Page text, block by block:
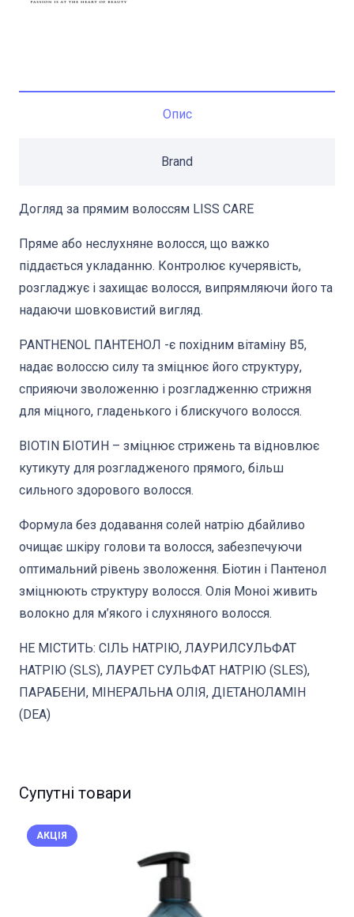
Опис
Brand
Догляд за прямим волоссям LISS CARE
Пряме або неслухняне волосся, що важко
піддається укладанню. Контролює кучерявість,
розгладжує і захищає волосся, випрямляючи його та
надаючи шовковистий вигляд.
PANTHENOL ПАНТЕНОЛ -є похідним вітаміну B5,
надає волоссю силу та зміцнює його структуру,
сприяючи зволоженню і розгладженню стрижня
для міцного, гладенького і блискучого волосся.
BIOTIN БІОТИН – зміцнює стрижень та відновлює
кутикуту для розгладженого прямого, більш
сильного здорового волосся.
Формула без додавання солей натрію дбайливо
очищає шкіру голови та волосся, забезпечуючи
оптимальний рівень зволоження. Біотин і Пантенол
зміцнюють структуру волосся. Олія Моноі живить
волокно для м’якого і слухняного волосся.
НЕ МІСТИТЬ: СІЛЬ НАТРІЮ, ЛАУРИЛСУЛЬФАТ
НАТРІЮ (SLS), ЛАУРЕТ СУЛЬФАТ НАТРІЮ (SLES),
ПАРАБЕНИ, МІНЕРАЛЬНА ОЛІЯ, ДІЕТАНОЛАМІН
(DEA)
Супутні товари
АКЦІЯ